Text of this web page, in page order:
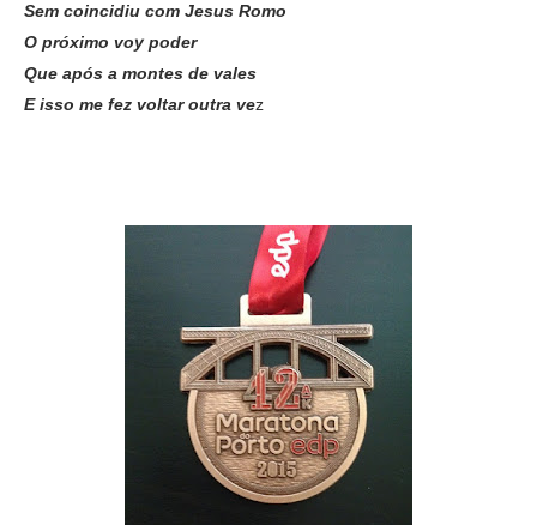
Sem coincidiu com Jesus Romo
O próximo voy poder
Que após a montes de vales
E isso me fez voltar outra vez